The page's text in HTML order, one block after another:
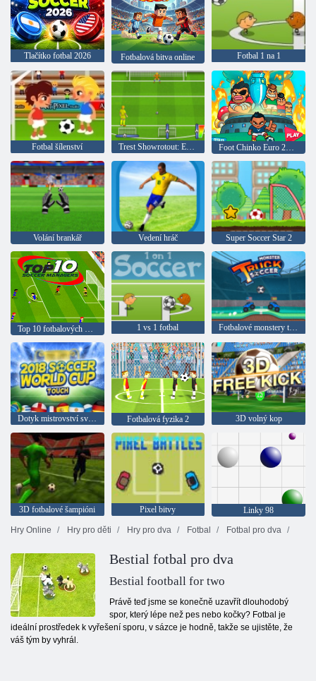
Tlačítko fotbal 2026 Fotbalová bitva online Fotbal 1 na 1
Fotbal šílenství Trest Showrotout: Euro Cup 2016 Foot Chinko Euro 2016
Volání brankář Vedení hráč Super Soccer Star 2
1 vs 1 fotbal Fotbalové monstery trucků
Dotyk mistrovství světa v roce 2018 Fotbalová fyzika 2 3D volný kop
3D fotbalové šampióni Pixel bitvy
Linky 98
Hry Online
Hry pro děti Hry pro dva Fotbal Fotbal pro dva
Bestial fotbal pro dva
Bestial football for two
Právě teď jsme se konečně uzavřít dlouhodobý
spor, který lépe než pes nebo kočky? Fotbal je
ideální prostředek k vyřešení sporu, v sázce je hodně, takže se ujistěte, že
váš tým by vyhrál.